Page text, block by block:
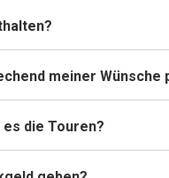
meiner Wünsche
die Touren?